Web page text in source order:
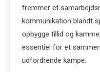
fremmer et
kommunikation blandt
opbygge tillid og
essentiel for et
udfordrende kampe.